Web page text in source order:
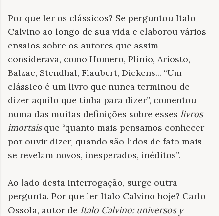
Por que ler os clássicos? Se perguntou Italo
Calvino ao longo de sua vida e elaborou vários
ensaios sobre os autores que assim
considerava, como Homero, Plinio, Ariosto,
Balzac, Stendhal, Flaubert, Dickens... “Um
clássico é um livro que nunca terminou de
dizer aquilo que tinha para dizer”, comentou
numa das muitas definições sobre esses livros
imortaisque “quanto mais pensamos conhecer
por ouvir dizer, quando são lidos de fato mais
se revelam novos, inesperados, inéditos”.
Ao lado desta interrogação, surge outra
pergunta. Por que ler Italo Calvino hoje? Carlo
Ossola, autor de Italo Calvino: universos y